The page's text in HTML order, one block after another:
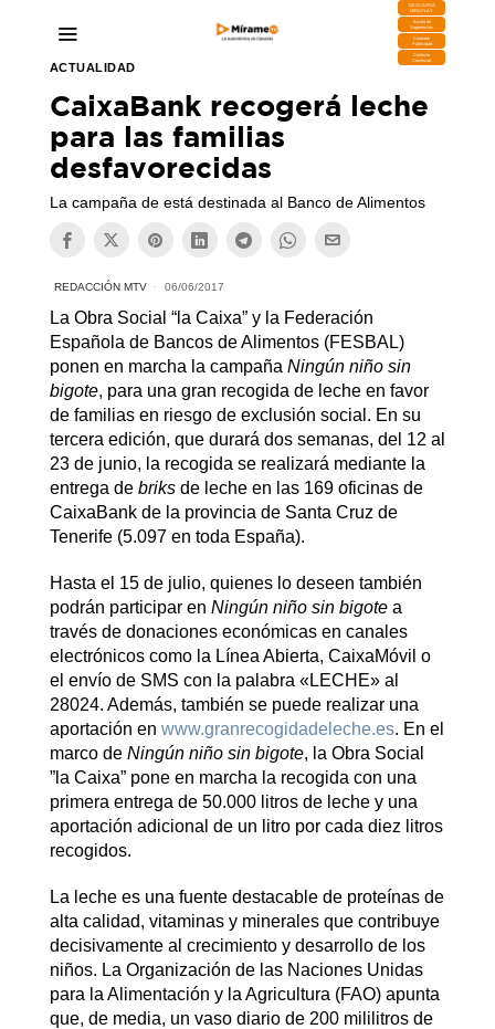
DESCARGA
MIRAPLAY
Buzón de
Sugerencias
Contratar
Publicidad
Contacto
Comercial
ACTUALIDAD
CaixaBank recogerá leche
para las familias
desfavorecidas
La campaña de está destinada al Banco de Alimentos
REDACCIÓN MTV 06/06/2017
La Obra Social “la Caixa” y la Federación
Española de Bancos de Alimentos (FESBAL)
ponen en marcha la campaña Ningún niño sin
bigote, para una gran recogida de leche en favor
de familias en riesgo de exclusión social. En su
tercera edición, que durará dos semanas, del 12 al
23 de junio, la recogida se realizará mediante la
entrega de briksde leche en las 169 oficinas de
CaixaBank de la provincia de Santa Cruz de
Tenerife (5.097 en toda España).
Hasta el 15 de julio, quienes lo deseen también
podrán participar en Ningún niño sin bigote a
través de donaciones económicas en canales
electrónicos como la Línea Abierta, CaixaMóvil o
el envío de SMS con la palabra «LECHE» al
28024. Además, también se puede realizar una
aportación en www.granrecogidadeleche.es. En el
marco de Ningún niño sin bigote, la Obra Social
”la Caixa” pone en marcha la recogida con una
primera entrega de 50.000 litros de leche y una
aportación adicional de un litro por cada diez litros
recogidos.
La leche es una fuente destacable de proteínas de
alta calidad, vitaminas y minerales que contribuye
decisivamente al crecimiento y desarrollo de los
niños. La Organización de las Naciones Unidas
para la Alimentación y la Agricultura (FAO) apunta
que, de media, un vaso diario de 200 mililitros de